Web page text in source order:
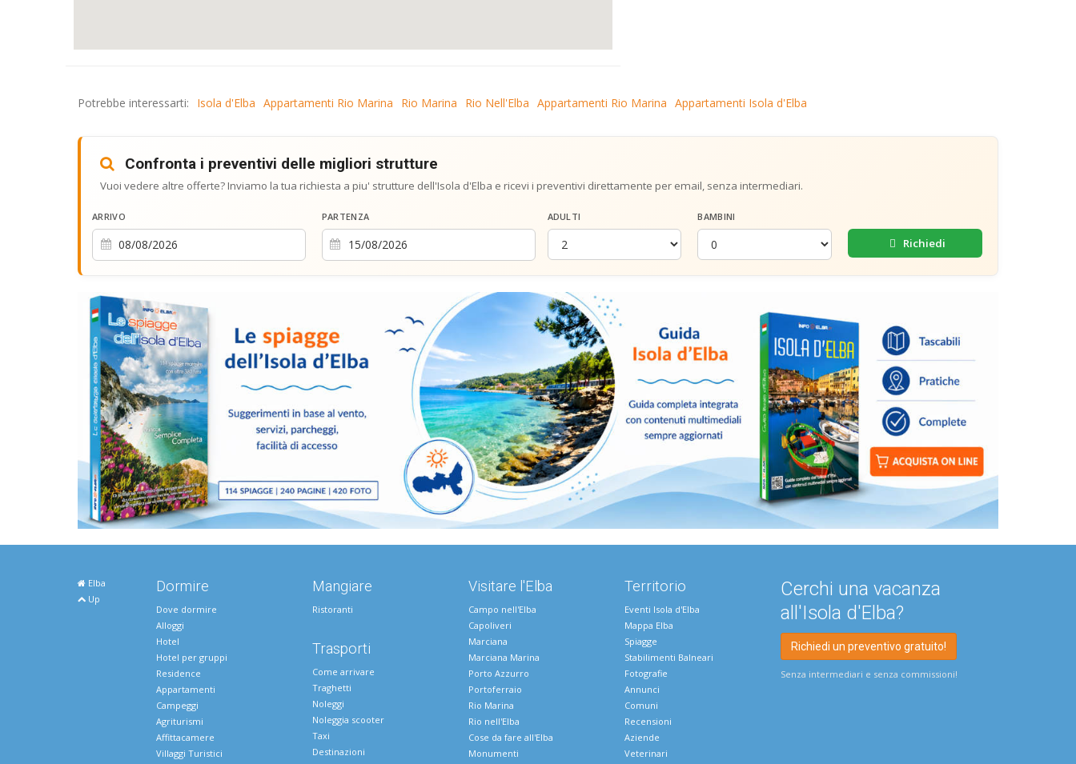
Potrebbe interessarti: Isola d'Elba Appartamenti Rio Marina Rio Marina Rio Nell'Elba Appartamenti Rio Marina Appartamenti Isola d'Elba
Confronta i preventivi delle migliori strutture
Vuoi vedere altre offerte? Inviamo la tua richiesta a piu' strutture dell'Isola d'Elba e ricevi i preventivi direttamente per email, senza intermediari.
ARRIVO PARTENZA ADULTI BAMBINI
Richiedi
Elba
Up
Dormire
Dove dormire
Alloggi
Hotel
Hotel per gruppi
Residence
Appartamenti
Campeggi
Agriturismi
Affittacamere
Villaggi Turistici
Mangiare
Ristoranti
Trasporti
Come arrivare
Traghetti
Noleggi
Noleggia scooter
Taxi
Destinazioni
Visitare l'Elba
Campo nell'Elba
Capoliveri
Marciana
Marciana Marina
Porto Azzurro
Portoferraio
Rio Marina
Rio nell'Elba
Cose da fare all'Elba
Monumenti
Territorio
Eventi Isola d'Elba
Mappa Elba
Spiagge
Stabilimenti Balneari
Fotografie
Annunci
Comuni
Recensioni
Aziende
Veterinari
Cerchi una vacanza
all'Isola d'Elba?
Richiedi un preventivo gratuito!
Senza intermediari e senza commissioni!